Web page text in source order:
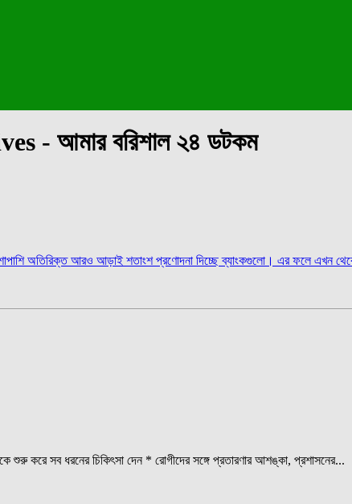
- আমার বরিশাল ২৪ ডটকম
অতিরিক্ত আরও আড়াই শতাংশ প্রণোদনা দিচ্ছে ব্যাংকগুলো। এর ফলে এখন
শুরু করে সব ধরনের চিকিৎসা দেন * রোগীদের সঙ্গে প্রতারণার আশঙ্কা, প্রশাসনের...